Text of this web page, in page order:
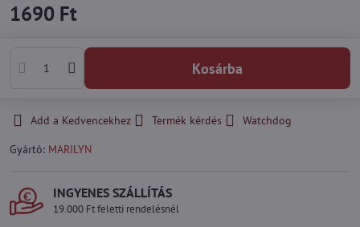
1690 Ft
Kosárba
Add a Kedvencekhez Termék kérdés
Watchdog
Gyártó: MARILYN
INGYENES SZÁLLÍTÁS
19.000 Ft feletti rendelésnél